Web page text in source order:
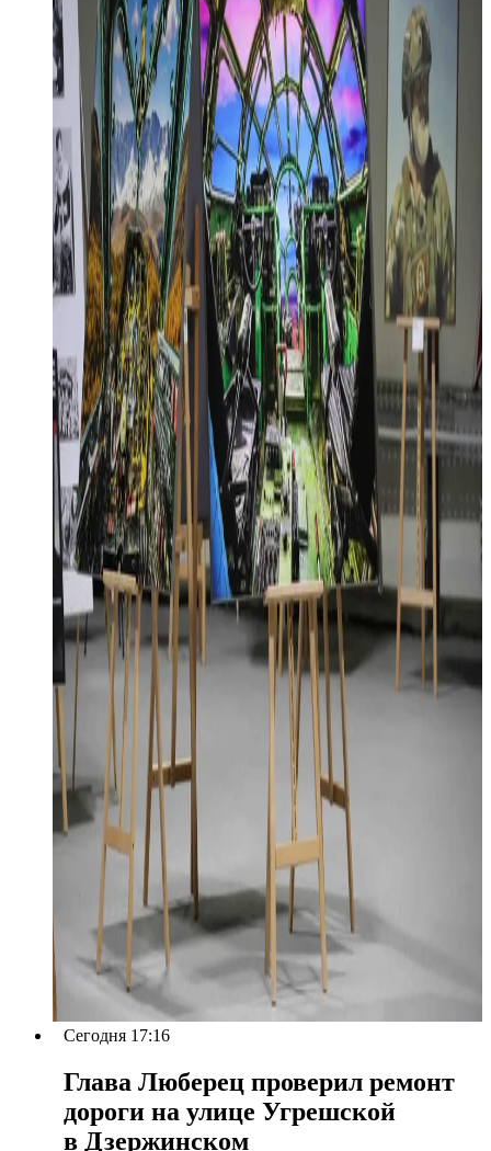
Сегодня 17:16
Глава Люберец проверил ремонт
дороги на улице Угрешской
в Дзержинском